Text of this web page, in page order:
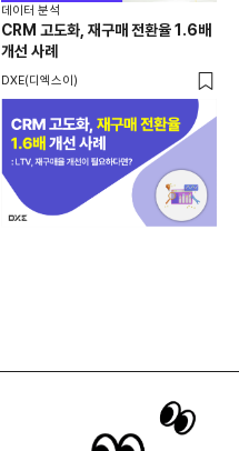
데이터 분석
CRM 고도화, 재구매 전환율 1.6배
개선 사례
DXE(디엑스이)